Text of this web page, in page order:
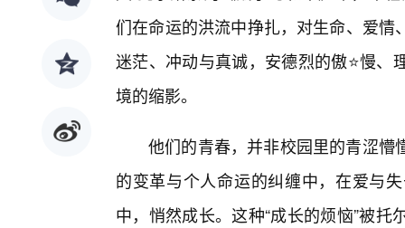
们在命运的洪流中挣扎，对生命、爱
迷茫、冲动与真诚，安德烈的傲⭐慢
境的缩影。
他们的青春，并非校园里的青涩懵
的变革与个人命运的纠缠中，在爱与
中，悄然成长。这种“成长的烦恼”被